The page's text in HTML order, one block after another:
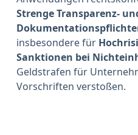
Strenge Transparenz-
insbesondere für
Sanktionen bei
Geldstrafen für
Vorschriften verstoßen.